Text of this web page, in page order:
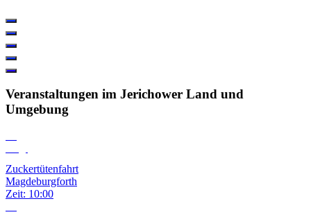
Veranstaltungen im Jerichower Land und
Umgebung
Zuckertütenfahrt
Magdeburgforth
Zeit: 10:00